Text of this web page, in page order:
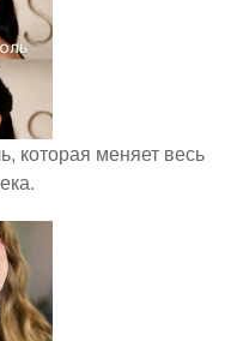
которая меняет весь